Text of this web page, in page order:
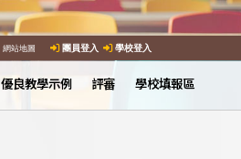
網站地圖 團員登入 學校登入
優良教學示例 評審 學校填報區